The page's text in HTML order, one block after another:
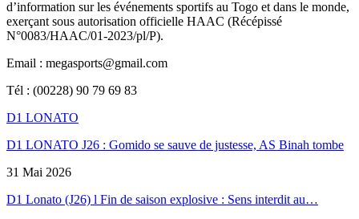
d’information sur les événements sportifs au Togo et dans le monde,
exerçant sous autorisation officielle HAAC (Récépissé
N°0083/HAAC/01-2023/pl/P).
Email : megasports@gmail.com
Tél : (00228) 90 79 69 83
D1 LONATO
D1 LONATO J26 : Gomido se sauve de justesse, AS Binah tombe
31 Mai 2026
D1 Lonato (J26) l Fin de saison explosive : Sens interdit au…